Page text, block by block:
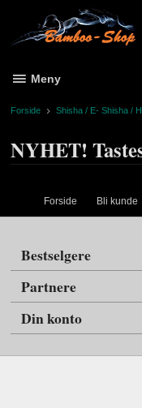
innholdet
Meny
Forside Shisha / E- Shisha /
NYHET!
Forside Bli kunde
Bestselgere
Partnere
Din konto